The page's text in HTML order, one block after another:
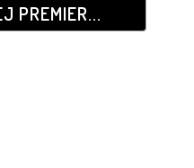
PREMIER...